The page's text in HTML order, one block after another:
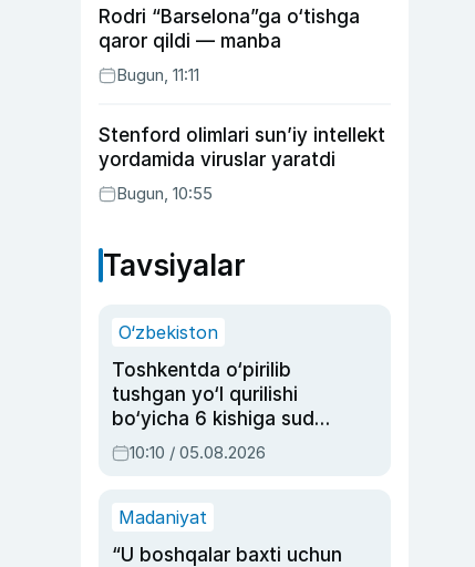
Rodri “Barselona”ga o‘tishga
qaror qildi — manba
Bugun, 11:11
Stenford olimlari sun’iy intellekt
yordamida viruslar yaratdi
Bugun, 10:55
Tavsiyalar
O‘zbekiston
Toshkentda o‘pirilib
tushgan yo‘l qurilishi
bo‘yicha 6 kishiga sud
hukmi o‘qildi
10:10 / 05.08.2026
Madaniyat
“U boshqalar baxti uchun